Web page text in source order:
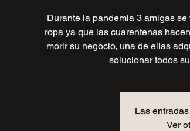
Durante la pandemia 3 amigas
ropa ya que las cuarentenas
morir su negocio, una de ellas
solucionar todos
Las
Ver